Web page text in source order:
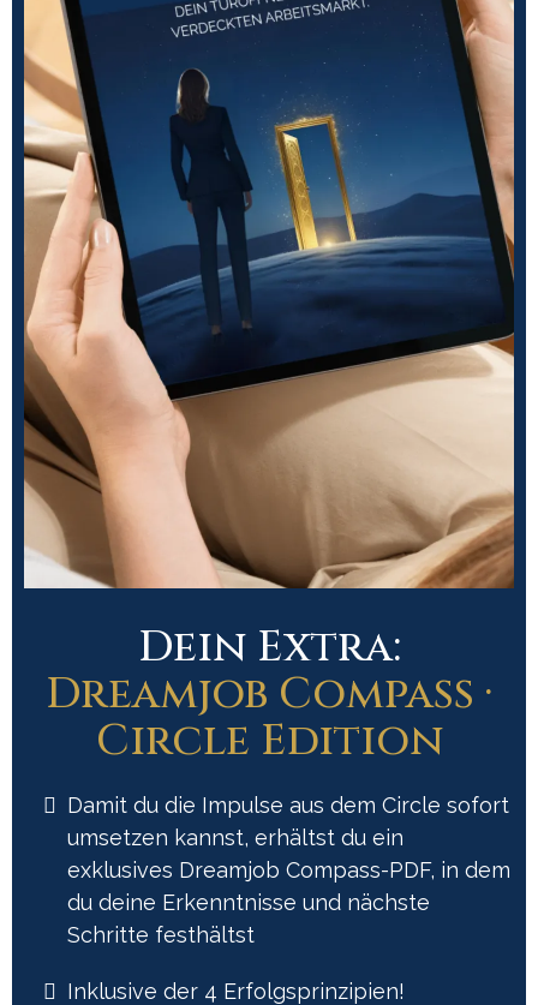
Dein Extra:
Dreamjob Compass ·
Circle Edition
Damit du die Impulse aus dem Circle sofort
umsetzen kannst, erhältst du ein
exklusives Dreamjob Compass-PDF, in dem
du deine Erkenntnisse und nächste
Schritte festhältst
Inklusive der 4 Erfolgsprinzipien!